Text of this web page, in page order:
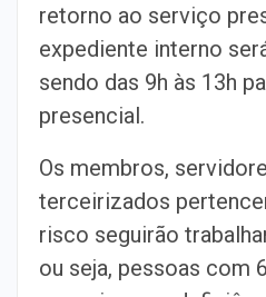
retorno ao serviço
expediente interno
sendo das 9h às 13h
presencial.
Os membros,
terceirizados
risco seguirão
ou seja, pessoas com